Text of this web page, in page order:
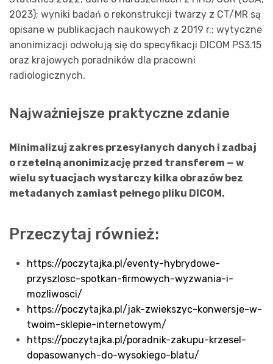
2023); wyniki badań o rekonstrukcji twarzy z CT/MR są
opisane w publikacjach naukowych z 2019 r.; wytyczne
anonimizacji odwołują się do specyfikacji DICOM PS3.15
oraz krajowych poradników dla pracowni
radiologicznych.
Najważniejsze praktyczne zdanie
Minimalizuj zakres przesyłanych danych i zadbaj
o rzetelną anonimizację przed transferem — w
wielu sytuacjach wystarczy kilka obrazów bez
metadanych zamiast pełnego pliku DICOM.
Przeczytaj również:
https://poczytajka.pl/eventy-hybrydowe-
przyszlosc-spotkan-firmowych-wyzwania-i-
mozliwosci/
https://poczytajka.pl/jak-zwiekszyc-konwersje-w-
twoim-sklepie-internetowym/
https://poczytajka.pl/poradnik-zakupu-krzesel-
dopasowanych-do-wysokiego-blatu/